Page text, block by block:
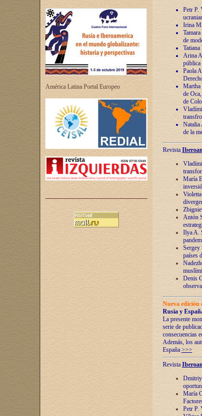
América Latina Portal Europeo
Petr P.
Irina
de
Arina
pública
Paola
Martha
de
de
Natalia
de la
Revista
María
Antón
Ilya A.
Sergey
países
Denis
Nueva
Rusia y
La presente
serie de
consecuencias
Además, los
España >>>
Revista
Dmitriy
María
Petr P.